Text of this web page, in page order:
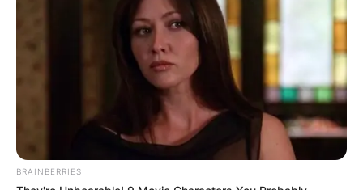
tartózkodási helye szabad megválasztásához,
azonban az interjúban elmondottak alapján Varga
Juditnak ez a joga sérülhetett, ezért a bejelentő
arra tesz indítványt, hogy a vonatkozó
rendelkezések alapján az ügyet kivizsgálják,
szükség esetén nyomozást indítsanak, az esetleges
elkövetőt felkutassák, illetve a bűncselekmény
gyanúját állapítsák meg.
BRAINBERRIES